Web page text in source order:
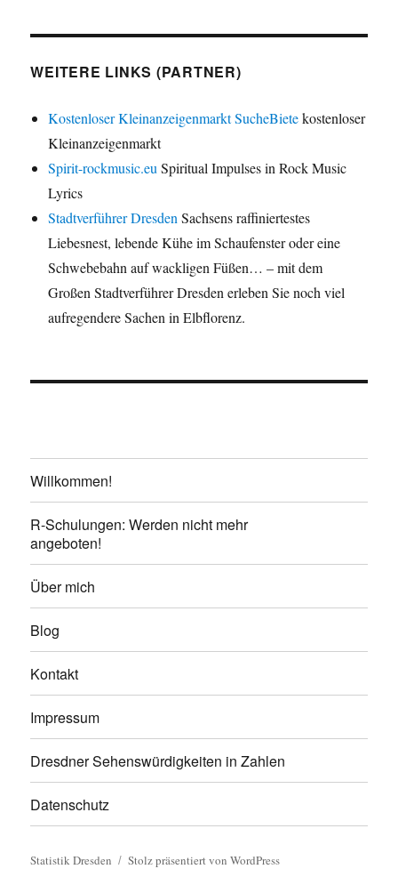
WEITERE LINKS (PARTNER)
Kostenloser Kleinanzeigenmarkt SucheBietekostenloser
Kleinanzeigenmarkt
Spirit-rockmusic.eu Spiritual Impulses in Rock Music
Lyrics
Stadtverführer Dresden Sachsens raffiniertestes
Liebesnest, lebende Kühe im Schaufenster oder eine
Schwebebahn auf wackligen Füßen… – mit dem
Großen Stadtverführer Dresden erleben Sie noch viel
aufregendere Sachen in Elbflorenz.
Willkommen!
R-Schulungen: Werden nicht mehr
angeboten!
Über mich
Blog
Kontakt
Impressum
Dresdner Sehenswürdigkeiten in Zahlen
Datenschutz
Statistik Dresden Stolz präsentiert von WordPress